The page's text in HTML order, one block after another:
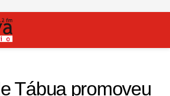
Tábua promoveu